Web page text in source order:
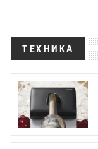
ТЕХНИКА